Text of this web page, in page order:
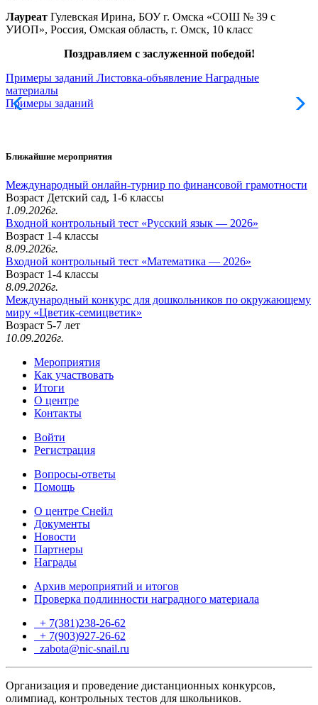
Лауреат Гулевская Ирина, БОУ г. Омска «СОШ № 39 с
УИОП», Россия, Омская область, г. Омск, 10 класс
Поздравляем с заслуженной победой!
Примеры заданий Листовка-объявление Наградные
материалы
Примеры заданий
Ближайшие мероприятия
Международный онлайн-турнир по финансовой грамотности
Возраст Детский сад, 1-6 классы
1.09.2026г.
Входной контрольный тест «Русский язык — 2026»
Возраст 1-4 классы
8.09.2026г.
Входной контрольный тест «Математика — 2026»
Возраст 1-4 классы
8.09.2026г.
Международный конкурс для дошкольников по окружающему
миру «Цветик-семицветик»
Возраст 5-7 лет
10.09.2026г.
Мероприятия
Как участвовать
Итоги
О центре
Контакты
Войти
Регистрация
Вопросы-ответы
Помощь
О центре Снейл
Документы
Новости
Партнеры
Награды
Архив мероприятий и итогов
Проверка подлинности наградного материала
+ 7(381)238-26-62
+ 7(903)927-26-62
zabota@nic-snail.ru
Организация и проведение дистанционных конкурсов,
олимпиад, контрольных тестов для школьников.